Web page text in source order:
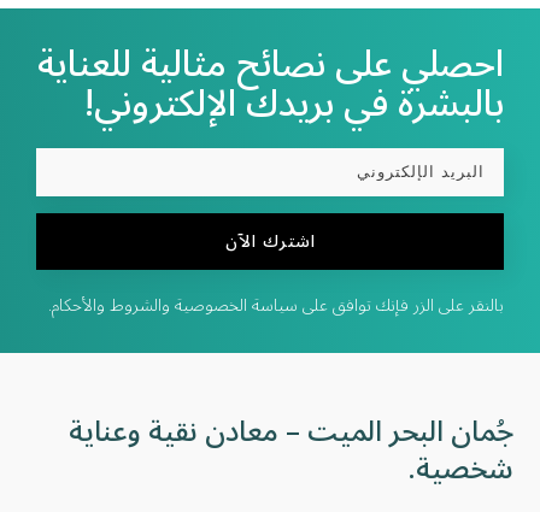
احصلي على نصائح مثالية للعناية
بالبشرة في بريدك الإلكتروني!
اشترك الآن
بالنقر على الزر فإنك توافق على سياسة الخصوصية والشروط والأحكام.
جُمان البحر الميت – معادن نقية وعناية
شخصية.